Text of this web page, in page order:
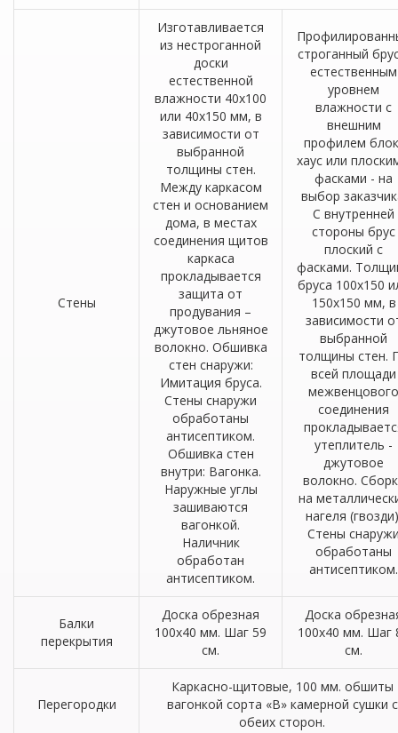
Стены
Изготавливается
из нестроганной
доски
естественной
влажности 40х100
или 40х150 мм, в
зависимости от
выбранной
толщины стен.
Между каркасом
стен и основанием
дома, в местах
соединения щитов
каркаса
прокладывается
защита от
продувания –
джутовое льняное
волокно. Обшивка
стен снаружи:
Имитация бруса.
Стены снаружи
обработаны
антисептиком.
Обшивка стен
внутри: Вагонка.
Наружные углы
зашиваются
вагонкой.
Наличник
обработан
антисептиком.
строганный
естественным
уровнем
влажности с
внешним
профилем
хаус или
фасками - на
выбор
С внутренней
стороны брус
плоский с
фасками.
бруса 100х150
150х150 мм, в
зависимости
выбранной
толщины стен.
всей площади
межвенцового
соединения
утеплитель -
джутовое
волокно.
на
нагеля
Стены
обработаны
антисептиком.
Балки
перекрытия
Доска обрезная
100х40 мм. Шаг 59
см.
Доска
100х40 мм. Шаг
см.
Перегородки
Каркасно-щитовые, 100 мм. обшиты
вагонкой сорта «В» камерной сушки с
обеих сторон.